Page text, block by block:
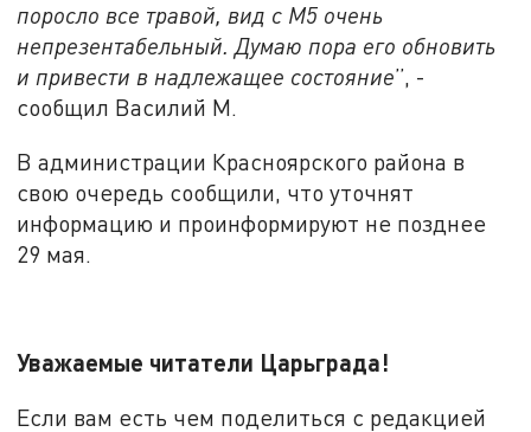
поросло все травой, вид с М5 очень
непрезентабельный. Думаю пора его обновить
и привести в надлежащее состояние”, -
сообщил Василий М.
В администрации Красноярского района в
свою очередь сообщили, что уточнят
информацию и проинформируют не позднее
29 мая.
Уважаемые читатели Царьграда!
Если вам есть чем поделиться с редакцией